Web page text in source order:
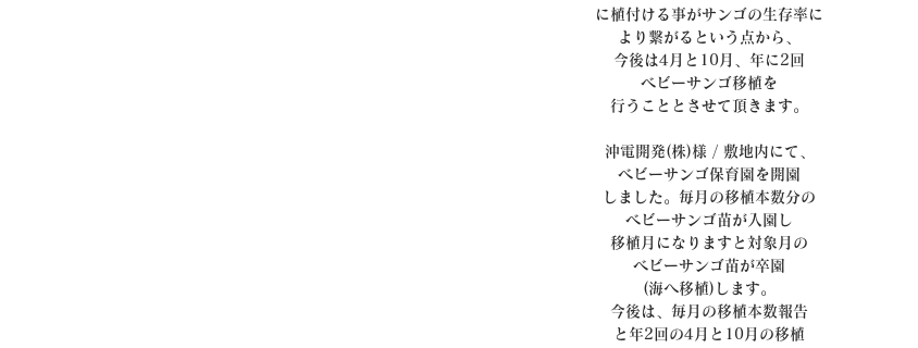
に植付ける事がサンゴの生存率に
より繋がるという点から、
今後は4月と10月、年に2回
ベビーサンゴ移植を
行うこととさせて頂きます。
沖電開発(株)様 / 敷地内にて、
ベビーサンゴ保育園を開園
しました。毎月の移植本数分の
ベビーサンゴ苗が入園し
移植月になりますと対象月の
ベビーサンゴ苗が卒園
(海へ移植)します。
今後は、毎月の移植本数報告
と年2回の4月と10月の移植